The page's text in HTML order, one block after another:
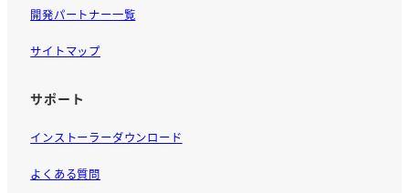
開発パートナー一覧
サイトマップ
サポート
インストーラーダウンロード
よくある質問